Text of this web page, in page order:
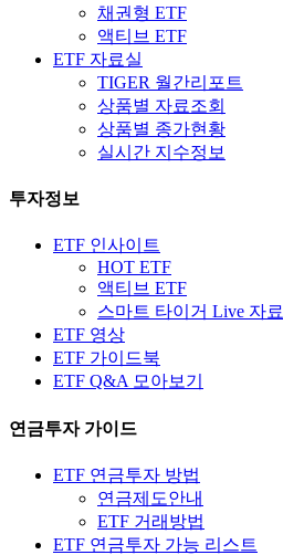
채권형 ETF
액티브 ETF
ETF 자료실
TIGER 월간리포트
상품별 자료조회
상품별 종가현황
실시간 지수정보
투자정보
ETF 인사이트
HOT ETF
액티브 ETF
스마트 타이거 Live 자료
ETF 영상
ETF 가이드북
ETF Q&A 모아보기
연금투자 가이드
ETF 연금투자 방법
연금제도안내
ETF 거래방법
ETF 연금투자 가능 리스트